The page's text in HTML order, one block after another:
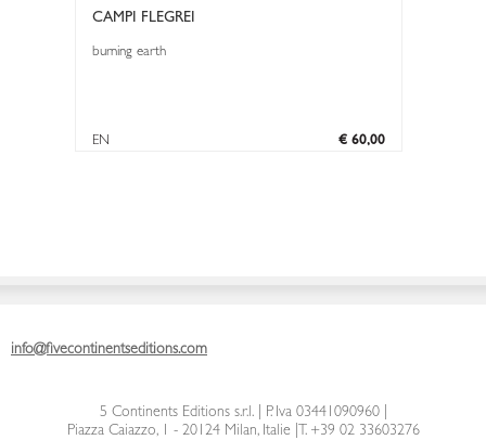
CAMPI FLEGREI
burning earth
€ 60,00
EN
info@fivecontinentseditions.com
5 Continents Editions s.r.l.| P. Iva 03441090960 |
Piazza Caiazzo, 1 - 20124 Milan, Italie
T. +39 02 33603276